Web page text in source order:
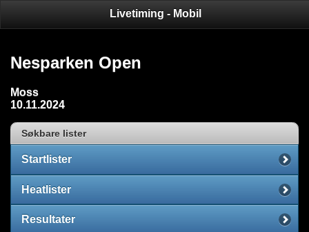
Livetiming - Mobil
Nesparken Open
Moss
10.11.2024
Søkbare lister
Startlister
Heatlister
Resultater